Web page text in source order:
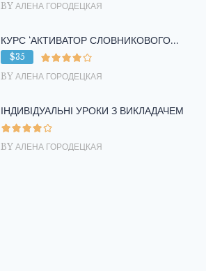
BY АЛЕНА ГОРОДЕЦКАЯ
КУРС ‘АКТИВАТОР СЛОВНИКОВОГО...
$35
BY АЛЕНА ГОРОДЕЦКАЯ
ІНДИВІДУАЛЬНІ УРОКИ З ВИКЛАДАЧЕМ
BY АЛЕНА ГОРОДЕЦКАЯ